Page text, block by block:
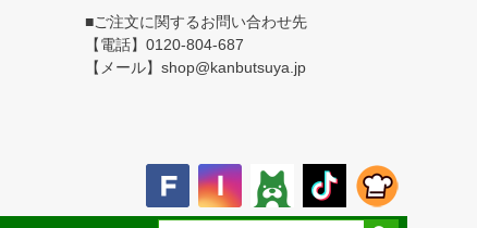
■ご注文に関するお問い合わせ先
【電話】0120-804-687
【メール】shop@kanbutsuya.jp